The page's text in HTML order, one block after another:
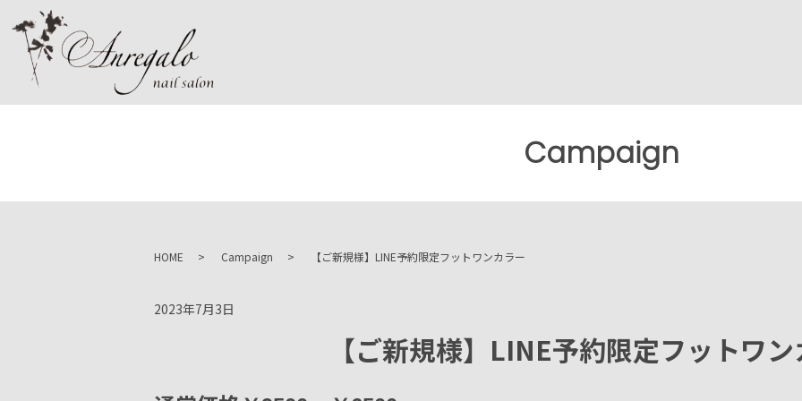
Campaign
HOME Campaign 【ご新規様】LINE予約限定フットワンカラー
2023年7月3日
【ご新規様】LINE予約限定フットワ